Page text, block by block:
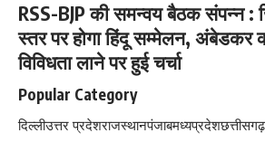
RSS-BJP की समन्वय बैठक संपन्न :
स्तर पर होगा हिंदू सम्मेलन, अंबेडकर
विविधता लाने पर हुई चर्चा
Popular Category
दिल्लीउत्तर प्रदेशराजस्थानपंजाबमध्यप्रदेशछत्तीसगढ़